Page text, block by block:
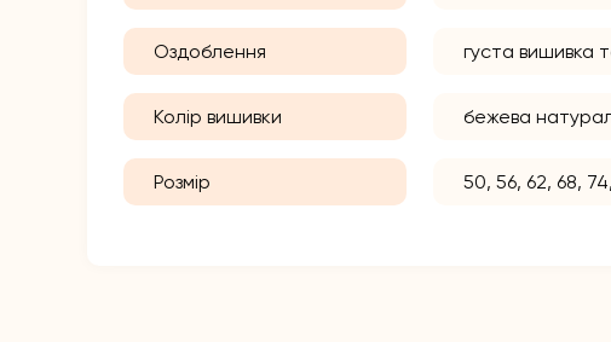
Оздоблення густа вишивка
Колір вишивки бежева
Розмір 50, 56, 62, 68,